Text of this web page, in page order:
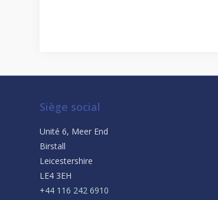
Siège social
Unité 6, Meer End
Birstall
Leicestershire
LE4 3EH
+44 116 242 6910